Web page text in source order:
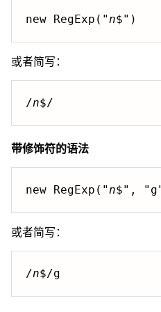
new RegExp("n$")
或者简写：
/n$/
带修饰符的语法
new RegExp("n$",
或者简写：
/n$/g